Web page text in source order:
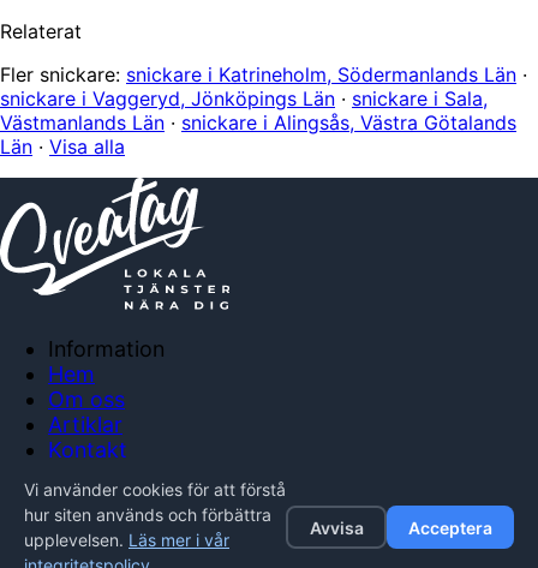
Relaterat
Fler snickare: snickare i Katrineholm, Södermanlands Län ·
snickare i Vaggeryd, Jönköpings Län · snickare i Sala,
Västmanlands Län · snickare i Alingsås, Västra Götalands
Län · Visa alla
Information
Hem
Om oss
Artiklar
Kontakt
Integritetspolicy
Vi använder cookies för att förstå
hur siten används och förbättra
upplevelsen. Läs mer i vår
Avvisa Acceptera